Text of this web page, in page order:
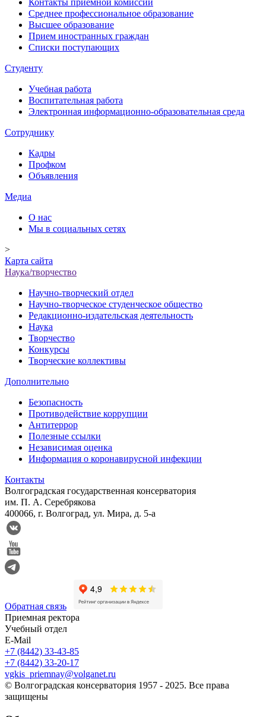
Среднее профессиональное образование
Высшее образование
Прием иностранных граждан
Списки поступающих
Студенту
Учебная работа
Воспитательная работа
Электронная информационно-образовательная среда
Сотруднику
Кадры
Профком
Объявления
Медиа
О нас
Мы в социальных сетях
>
Карта сайта
Наука/творчество
Научно-творческий отдел
Научно-творческое студенческое общество
Редакционно-издательская деятельность
Наука
Творчество
Конкурсы
Творческие коллективы
Дополнительно
Безопасность
Противодействие коррупции
Антитеррор
Полезные ссылки
Независимая оценка
Информация о коронавирусной инфекции
Контакты
Волгоградская государственная консерватория
им. П. А. Серебрякова
400066, г. Волгоград, ул. Мира, д. 5-а
Обратная связь
Приемная ректора
Учебный отдел
E-Mail
+7 (8442) 33-43-85
+7 (8442) 33-20-17
vgkis_priemnay@volganet.ru
© Волгоградская консерватория 1957 - 2025. Все права
защищены